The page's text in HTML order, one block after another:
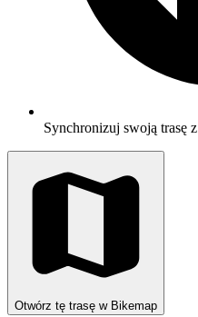
Synchronizuj swoją trasę z
Otwórz tę trasę w Bikemap